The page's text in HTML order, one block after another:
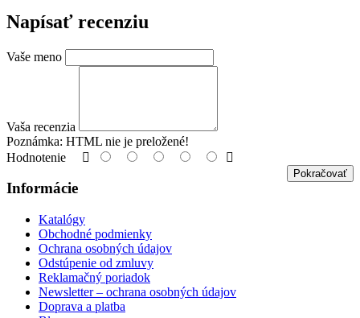
Napísať recenziu
Vaše meno
Vaša recenzia
Poznámka: HTML nie je preložené!
Hodnotenie
Pokračovať
Informácie
Katalógy
Obchodné podmienky
Ochrana osobných údajov
Odstúpenie od zmluvy
Reklamačný poriadok
Newsletter – ochrana osobných údajov
Doprava a platba